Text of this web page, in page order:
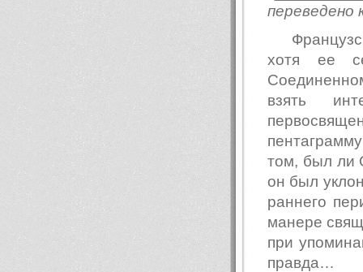
переведено
хотя ee
взять
том, был ли
он был
раннего
манере
при
правда…